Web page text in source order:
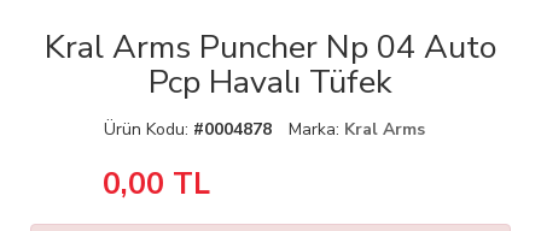
Kral Arms Puncher Np 04 Auto
Pcp Havalı Tüfek
Ürün Kodu: #0004878 Marka: Kral Arms
0,00 TL